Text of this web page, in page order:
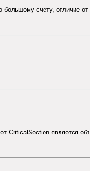
счету, отличие
CriticalSection является